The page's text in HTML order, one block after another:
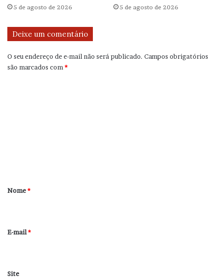
5 de agosto de 2026 5 de agosto de 2026
Deixe um comentário
O seu endereço de e-mail não será publicado. Campos obrigatórios
são marcados com *
r
*
Nome*
E-mail*
Site